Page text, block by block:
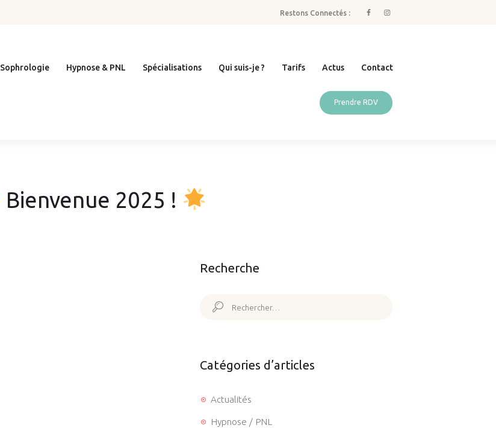
Restons Connectés :
Sophrologie Hypnose & PNL Spécialisations Qui suis-je ? Tarifs Actus Contact
Prendre RDV
Bienvenue 2025 !
Qui suis-je ?
Recherche
Rechercher :
Catégories d’articles
Actualités
Hypnose / PNL